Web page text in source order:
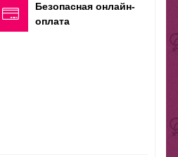
Безопасная онлайн-
оплата